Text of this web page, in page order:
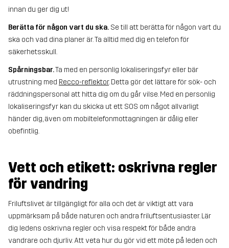
innan du ger dig ut!
Berätta för någon vart du ska. Se till att berätta för någon vart du
ska och vad dina planer är. Ta alltid med dig en telefon för
säkerhetsskull.
Spårningsbar.Ta med en personlig lokaliseringsfyr eller bär
utrustning med Recco-reflektor. Detta gör det lättare för sök- och
räddningspersonal att hitta dig om du går vilse. Med en personlig
lokaliseringsfyr kan du skicka ut ett SOS om något allvarligt
händer dig, även om mobiltelefonmottagningen är dålig eller
obefintlig.
Vett och etikett: oskrivna regler
för vandring
Friluftslivet är tillgängligt för alla och det är viktigt att vara
uppmärksam på både naturen och andra friluftsentusiaster. Lär
dig ledens oskrivna regler och visa respekt för både andra
vandrare och djurliv. Att veta hur du gör vid ett möte på leden och